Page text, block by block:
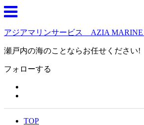
アジアマリンサービス AZIA MARINE
瀬戸内の海のことならお任せください!
フォローする
TOP